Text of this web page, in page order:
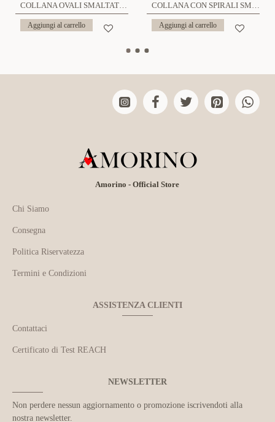
COLLANA OVALI SMALTATI - SW24864A360
Aggiungi al carrello
COLLANA CON SPIRALI SMALTATE E STRASS - SW2496A370
Aggiungi al carrello
Amorino - Official Store
Chi Siamo
Consegna
Politica Riservatezza
Termini e Condizioni
ASSISTENZA CLIENTI
Contattaci
Certificato di Test REACH
NEWSLETTER
Non perdere nessun aggiornamento o promozione iscrivendoti alla
nostra newsletter.